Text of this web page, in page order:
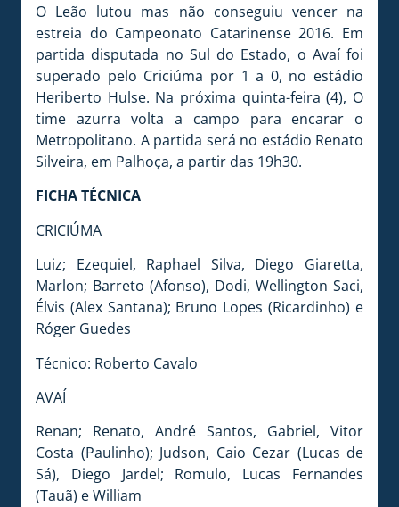
O Leão lutou mas não conseguiu vencer na
estreia do Campeonato Catarinense 2016. Em
partida disputada no Sul do Estado, o Avaí foi
superado pelo Criciúma por 1 a 0, no estádio
Heriberto Hulse. Na próxima quinta-feira (4), O
time azurra volta a campo para encarar o
Metropolitano. A partida será no estádio Renato
Silveira, em Palhoça, a partir das 19h30.
FICHA TÉCNICA
CRICIÚMA
Luiz; Ezequiel, Raphael Silva, Diego Giaretta,
Marlon; Barreto (Afonso), Dodi, Wellington Saci,
Élvis (Alex Santana); Bruno Lopes (Ricardinho) e
Róger Guedes
Técnico: Roberto Cavalo
AVAÍ
Renan; Renato, André Santos, Gabriel, Vitor
Costa (Paulinho); Judson, Caio Cezar (Lucas de
Sá), Diego Jardel; Romulo, Lucas Fernandes
(Tauã) e William